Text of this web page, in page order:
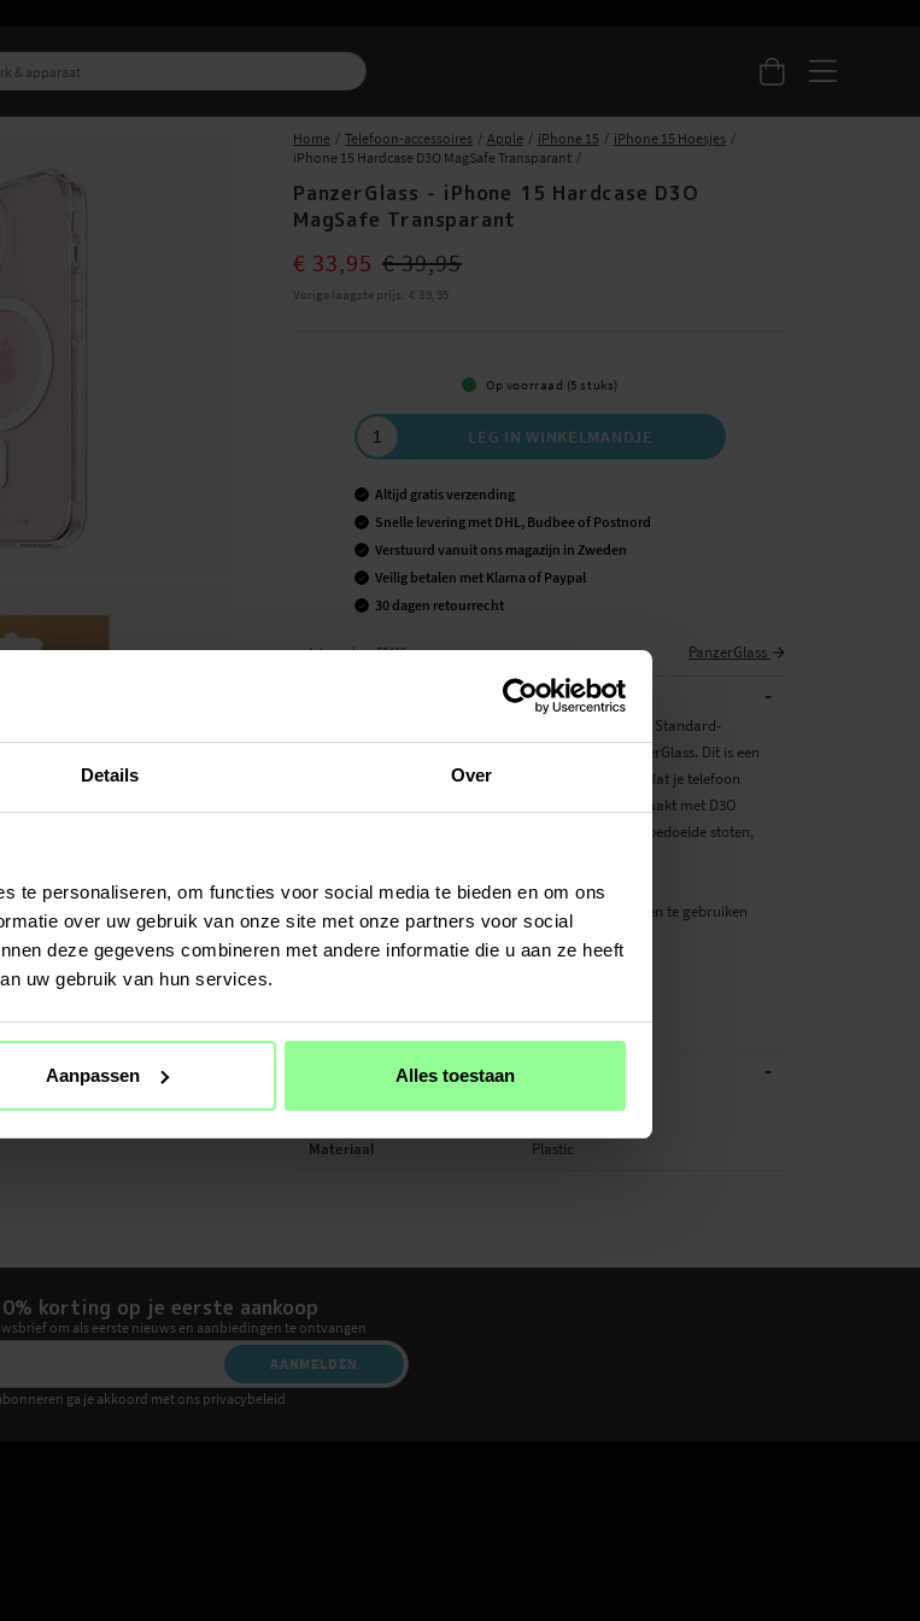
Details Over
te personaliseren, om functies voor social media te bieden en om ons
over uw gebruik van onze site met onze partners voor social
deze gegevens combineren met andere informatie die u aan ze heeft
uw gebruik van hun services.
Aanpassen Alles toestaan
Home Telefoon-accessoires Apple iPhone 15
iPhone 15 Hoesjes
iPhone 15 Hardcase D3O MagSafe Transparant
PanzerGlass - iPhone 15 Hardcase D3O
MagSafe Transparant
Current price:€ 33,95Previous price
€ 33,95 € 39,95
Vorige laagste prijs: Prijs: € 39,95
€ 39,95
Op voorraad (5 stuks)
LEG IN WINKELMANDJE
Altijd gratis verzending
Snelle levering met DHL, Budbee of Postnord
Verstuurd vanuit ons magazijn in Zweden
Veilig betalen met Klarna of Paypal
30 dagen retourrecht
Art number:52462 PanzerGlass
-
MagSafe hoesje voor iPhone 15 met 4x Military Grade Standard-
certificaat (weerstaat vallen van 4,8 meter) van PanzerGlass. Dit is een
premium backcoverhoesje van de hoogste kwaliteit, dat je telefoon
beschermt tegen stoten en krassen. Dit hoesje is gemaakt met D3O
stootbescherming en beschermt je telefoon tegen onbedoelde stoten,
Dit hoesje is volledig compatibel met Apple MagSafe en te gebruiken
met zowel MagSafe laders als -accessoires.
- Get...Meer
SPECIFICATIES -
Kleur
Transparant
Materiaal
Plastic
korting op je eerste aankoop
om als eerste nieuws en aanbiedingen te ontvangen
AANMELDEN
ga je akkoord met ons privacybeleid